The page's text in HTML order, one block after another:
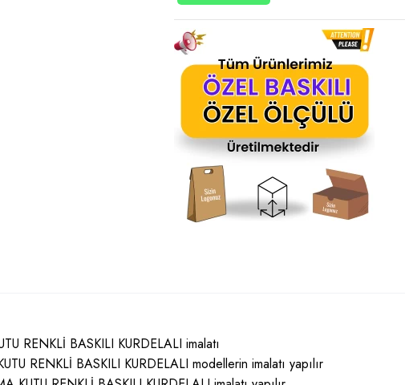
RENKLİ BASKILI KURDELALI imalatı
RENKLİ BASKILI KURDELALI modellerin imalatı yapılır